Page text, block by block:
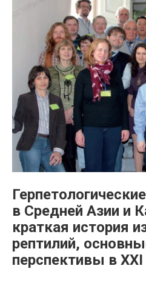
в Средней Азии и
краткая история
рептилий,
перспективы в